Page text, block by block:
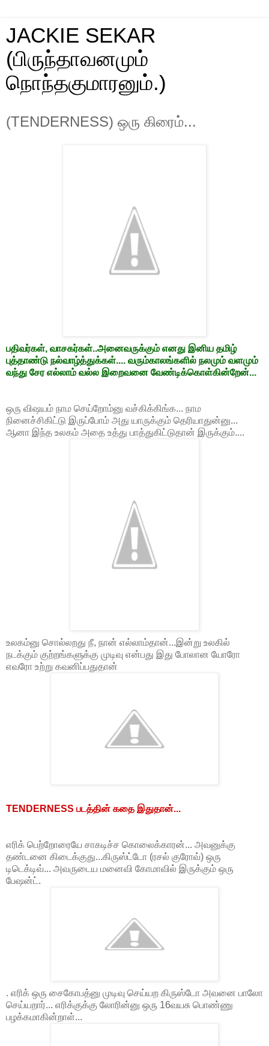
JACKIE SEKAR
(பிருந்தாவனமும்
நொந்தகுமாரனும்.)
(TENDERNESS) ஒரு கிரைம்...
பதிவர்கள், வாசகர்கள்..அனைவருக்கும் எனது இனிய தமிழ்
புத்தாண்டு நல்வாழ்த்துக்கள்.... வரும்காலங்களில் நலமும் வளமும்
வந்து சேர எல்லாம் வல்ல இறைவனை வேண்டிக்கொள்கின்றேன்...
ஒரு விஷயம் நாம செய்றோம்னு வச்கிக்கிங்க... நாம
நினைச்சிகிட்டு இருப்போம் அது யாருக்கும் தெரியாதுன்னு...
ஆனா இந்த உலகம் அதை உத்து பாத்துகிட்டுதான் இருக்கும்....
உலகம்னு சொல்லறது நீ, நான் எல்லாம்தான்...இன்று உலகில்
நடக்கும் குற்றங்களுக்கு முடிவு என்பது இது போலான யோரோ
எவரோ உற்று கவனிப்பதுதான்
TENDERNESS படத்தின் கதை இதுதான்...
எரிக் பெற்றோரையே சாகடிச்ச கொலைக்காரன்... அவனுக்கு
தண்டனை கிடைக்குது...கிருஸ்ட்டோ (ரசல் குரோவ்) ஒரு
டிடெக்டிவ்... அவருடைய மனைவி கோமாவில் இருக்கும் ஒரு
பேஷன்ட்.
. எரிக் ஒரு சைகோபத்னு முடிவு செய்யற கிருஸ்டோ அவனை பாலோ
செய்யறார்... எரிக்குக்கு லோரின்னு ஒரு 16வயசு பொண்ணு
பழக்கமாகின்றாள்...